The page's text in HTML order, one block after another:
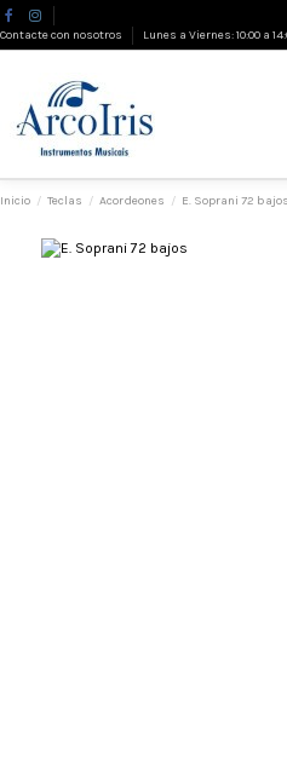
Contacte con nosotros Lunes a Viernes: 10:00 a
Inicio Teclas Acordeones E. Soprani 72 bajos